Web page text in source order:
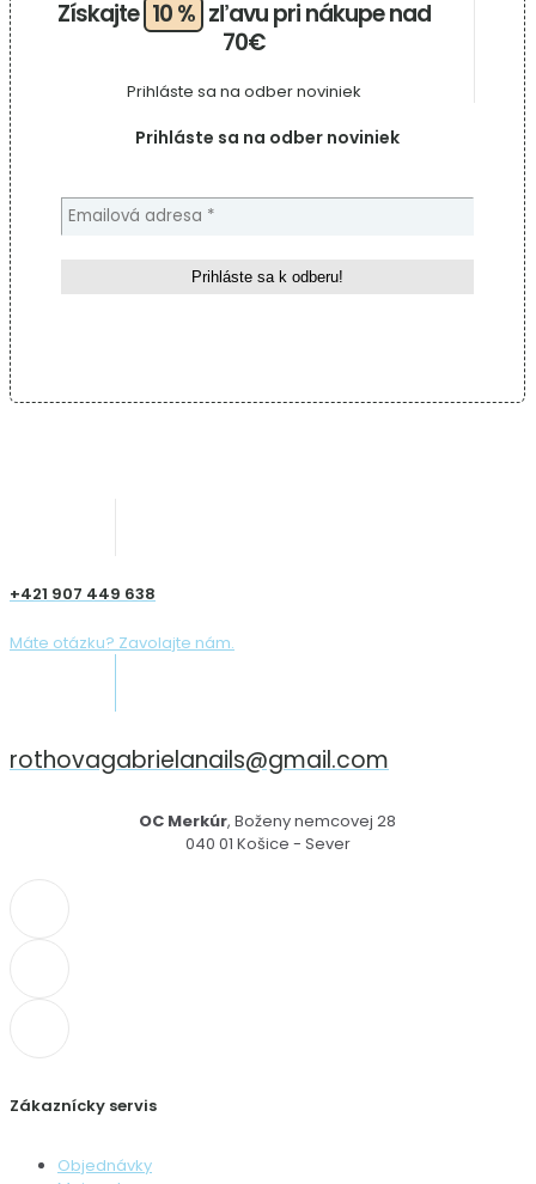
Získajte 10 % zľavu pri nákupe nad
70€
Prihláste sa na odber noviniek
Prihláste sa na odber noviniek
+421 907 449 638
Máte otázku? Zavolajte nám.
rothovagabrielanails@gmail.com
OC Merkúr, Boženy nemcovej 28
040 01 Košice - Sever
Zákaznícky servis
Objednávky